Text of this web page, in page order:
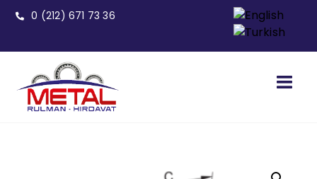
0 (212) 671 73 36